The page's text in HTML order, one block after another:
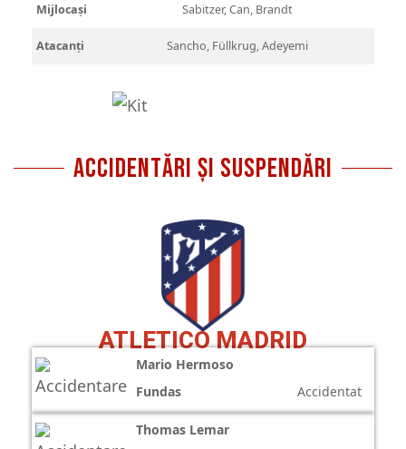
Mijlocași Sabitzer, Can, Brandt
Atacanți Sancho, Füllkrug, Adeyemi
Accidentări și Suspendări
ATLETICO MADRID
Mario Hermoso
Fundas
Accidentat
Thomas Lemar